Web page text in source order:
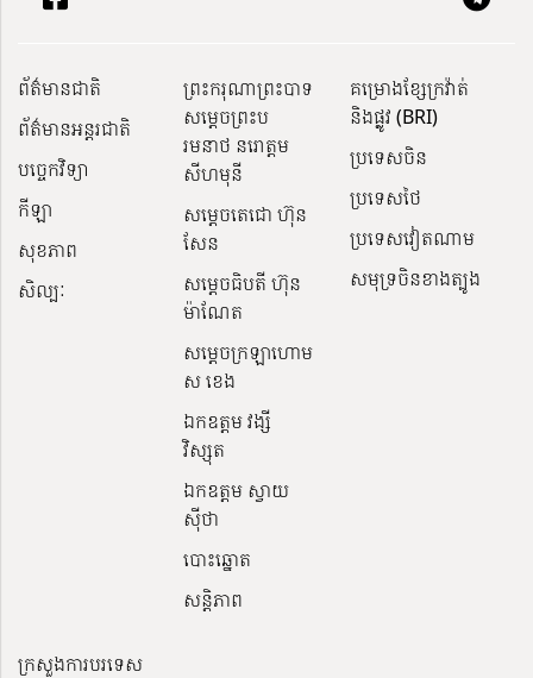
ព័ត៌មានជាតិ
ព័ត៌មានអន្តរជាតិ
បច្ចេកវិទ្យា
កីឡា
សុខភាព
សិល្បៈ
ព្រះករុណាព្រះបាទ
សម្តេចព្រះប
រមនាថ នរោត្តម
សីហមុនី
សម្តេចតេជោ ហ៊ុន
សែន
សម្ដេចធិបតី ហ៊ុន
ម៉ាណែត
សម្ដេចក្រឡាហោម
ស ខេង
ឯកឧត្តម វង្សី
វិស្សុត
ឯកឧត្តម ស្វាយ
ស៊ីថា
បោះឆ្នោត
សន្តិភាព
គម្រោងខ្សែក្រវ៉ាត់
និងផ្លូវ (BRI)
ប្រទេសចិន
ប្រទេសថៃ
ប្រទេសវៀតណាម
សមុទ្រចិនខាងត្បូង
ក្រសួងការបរទេស